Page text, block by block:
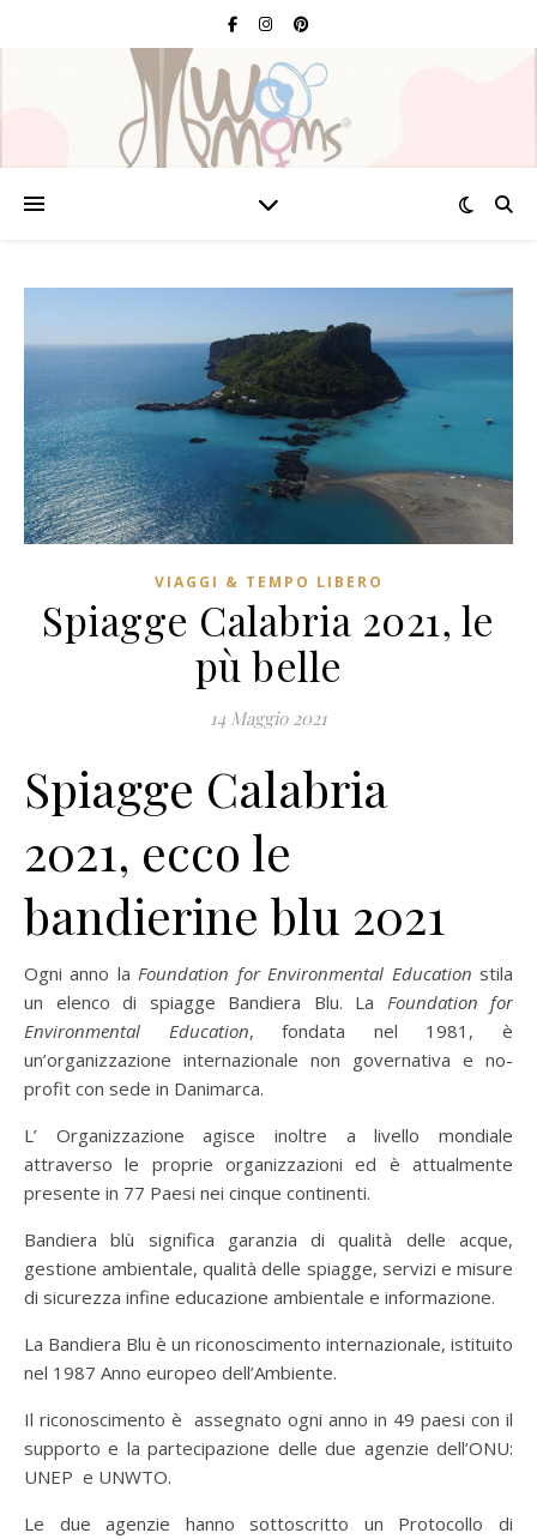
VIAGGI & TEMPO LIBERO
Spiagge Calabria 2021, le
pù belle
14 Maggio 2021
Spiagge Calabria
2021, ecco le
bandierine blu 2021
Ogni anno laFoundation for Environmental Education stila
un elenco di spiagge Bandiera Blu. La Foundation for
Environmental Education, fondata nel 1981, è
un’organizzazione internazionale non governativa e no-
profit con sede in Danimarca.
L’ Organizzazione agisce inoltre a livello mondiale
attraverso le proprie organizzazioni ed è attualmente
presente in 77 Paesi nei cinque continenti.
Bandiera blù significa garanzia di qualità delle acque,
gestione ambientale, qualità delle spiagge, servizi e misure
di sicurezza infine educazione ambientale e informazione.
La Bandiera Blu è un riconoscimento internazionale, istituito
nel 1987 Anno europeo dell’Ambiente.
Il riconoscimento è assegnato ogni anno in 49 paesi con il
supporto e la partecipazione delle due agenzie dell’ONU:
UNEP e UNWTO.
Le due agenzie hanno sottoscritto un Protocollo di